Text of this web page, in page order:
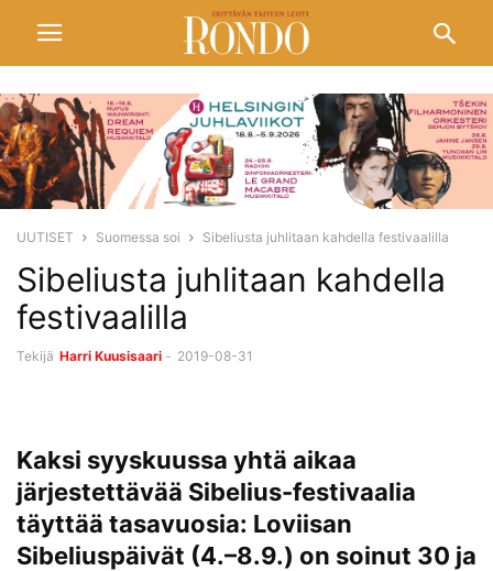
UUTISET Suomessa soi Sibeliusta juhlitaan kahdella festivaalilla
Sibeliusta juhlitaan kahdella
festivaalilla
Tekijä Harri Kuusisaari - 2019-08-31
Kaksi syyskuussa yhtä aikaa
järjestettävää Sibelius-festivaalia
täyttää tasavuosia: Loviisan
Sibeliuspäivät (4.–8.9.) on soinut 30 ja